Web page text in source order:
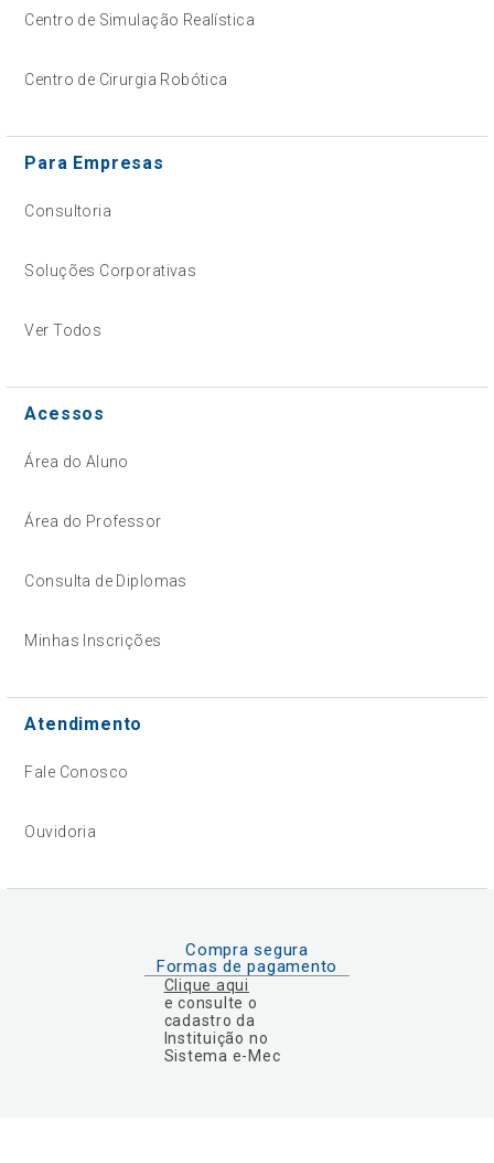
Centro de Simulação Realística
Centro de Cirurgia Robótica
Para Empresas
Consultoria
Soluções Corporativas
Ver Todos
Acessos
Área do Aluno
Área do Professor
Consulta de Diplomas
Minhas Inscrições
Atendimento
Fale Conosco
Ouvidoria
Compra segura
Formas de pagamento
Clique aqui
e consulte o
cadastro da
Instituição no
Sistema e-Mec